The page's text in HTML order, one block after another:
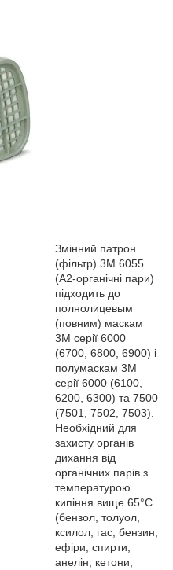
Змінний патрон
(фільтр) 3М 6055
(А2-органічні пари)
підходить до
полнолицевым
(повним) маскам
3М серії 6000
(6700, 6800, 6900) і
полумаскам 3М
серії 6000 (6100,
6200, 6300) та 7500
(7501, 7502, 7503).
Необхідний для
захисту органів
дихання від
органічних парів з
температурою
кипіння вище 65°С
(бензол, толуол,
ксилол, гас, бензин,
ефіри, спирти,
анелін, кетони,